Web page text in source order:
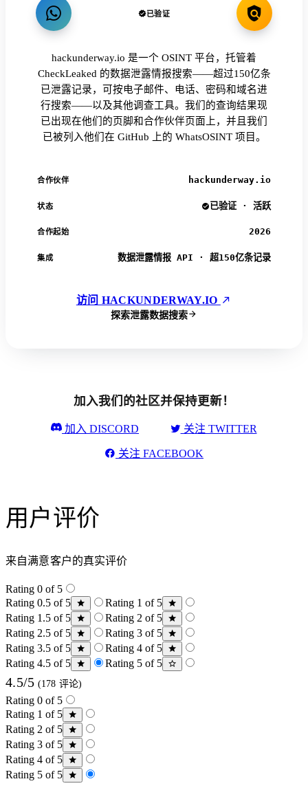
已验证
hackunderway.io 是一个 OSINT 平台，托管着
CheckLeaked 的数据泄露情报搜索——超过150亿条
已泄露记录，可按电子邮件、电话、密码和域名进
行搜索——以及其他调查工具。我们的查询结果现
已出现在他们的页脚和合作伙伴页面上，并且我们
已被列入他们在 GitHub 上的 WhatsOSINT 项目。
合作伙伴 hackunderway.io
状态 已验证 · 活跃
合作起始 2026
集成 数据泄露情报 API · 超150亿条记录
访问 HACKUNDERWAY.IO
探索泄露数据搜索
加入我们的社区并保持更新！
加入 DISCORD 关注 TWITTER
关注 FACEBOOK
用户评价
来自满意客户的真实评价
Rating 0 of 5
Rating 0.5 of 5
Rating 1 of 5
Rating 1.5 of 5
Rating 2 of 5
Rating 2.5 of 5
Rating 3 of 5
Rating 3.5 of 5
Rating 4 of 5
Rating 4.5 of 5
Rating 5 of 5
4.5/5 (178 评论)
Rating 0 of 5
Rating 1 of 5
Rating 2 of 5
Rating 3 of 5
Rating 4 of 5
Rating 5 of 5